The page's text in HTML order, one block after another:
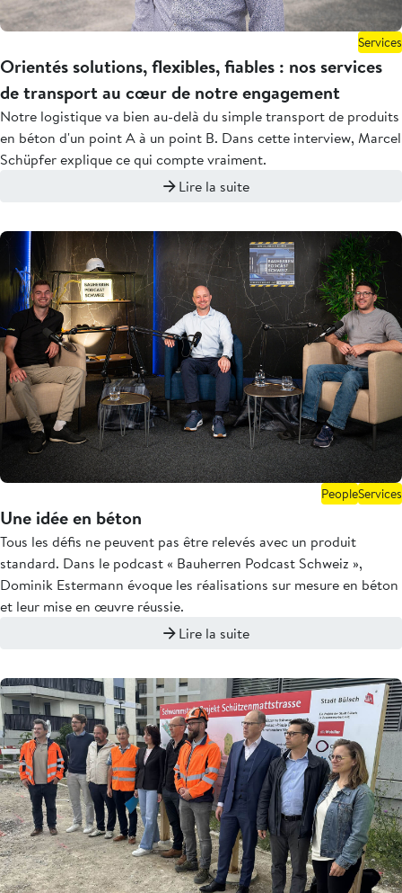
Services
Orientés solutions, flexibles, fiables : nos services
de transport au cœur de notre engagement
Notre logistique va bien au-delà du simple transport de produits
en béton d'un point A à un point B. Dans cette interview, Marcel
Schüpfer explique ce qui compte vraiment.
Lire la suite
PeopleServices
Une idée en béton
Tous les défis ne peuvent pas être relevés avec un produit
standard. Dans le podcast « Bauherren Podcast Schweiz »,
Dominik Estermann évoque les réalisations sur mesure en béton
et leur mise en œuvre réussie.
Lire la suite